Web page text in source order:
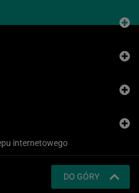
DO GÓRY